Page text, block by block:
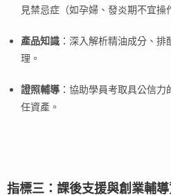
見禁忌症（如孕婦、發炎期不宜操
產品知識 ：深入解析精油成分、
理。
證照輔導 ：協助學員考取具公信
任資產。
指標三：課後支援與創業輔